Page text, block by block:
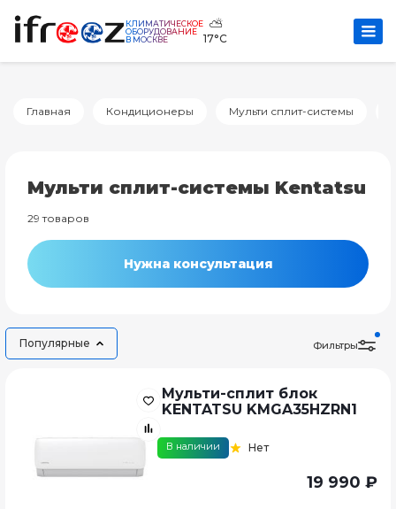
КЛИМАТИЧЕСКОЕ
ОБОРУДОВАНИЕ
В МОСКВЕ
⛅
17°C
Главная Кондиционеры Мульти сплит-системы
Мульти сплит-системы Kentatsu
29 товаров
Нужна консультация
Популярные Фильтры
Мульти-сплит блок
KENTATSU KMGA35HZRN1
В наличии Нет
19 990 ₽